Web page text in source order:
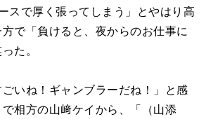
スで厚く張ってしまう」とやはり高
で「負けると、夜からのお仕事に
た。
いね！ギャンブラーだね！」と感
相方の山﨑ケイから、「（山添